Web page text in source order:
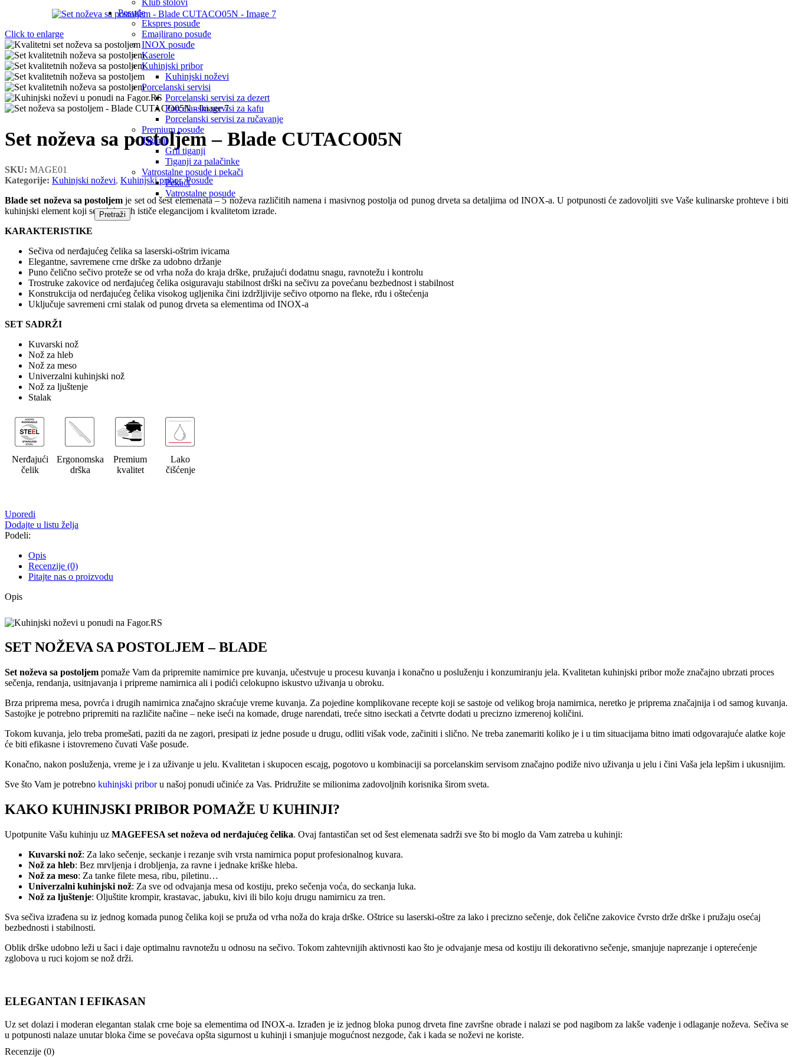
Posuđe
Ekspres posuđe
Emajlirano posuđe
INOX posuđe
Kaserole
Kuhinjski pribor
Kuhinjski noževi
Porcelanski servisi
Porcelanski servisi za dezert
Porcelanski servisi za kafu
Porcelanski servisi za ručavanje
Premium posuđe
Tiganji
Gril tiganji
Tiganji za palačinke
Vatrostalne posude i pekači
Pekači
Vatrostalne posude
Pretraži
Click to enlarge
Set noževa sa postoljem – Blade CUTACO05N
SKU: MAGE01
Kategorije: Kuhinjski noževi, Kuhinjski pribor, Posuđe
Blade set noževa sa postoljem je set od šest elemenata – 5 noževa različitih namena i masivnog postolja od punog drveta sa detaljima od INOX-a. U potpunosti će zadovoljiti sve Vaše kulinarske prohteve i biti
kuhinjski element koji se od drugih ističe elegancijom i kvalitetom izrade.
KARAKTERISTIKE
Sečiva od nerđajućeg čelika sa laserski-oštrim ivicama
Elegantne, savremene crne drške za udobno držanje
Puno čelično sečivo proteže se od vrha noža do kraja drške, pružajući dodatnu snagu, ravnotežu i kontrolu
Trostruke zakovice od nerđajućeg čelika osiguravaju stabilnost drški na sečivu za povećanu bezbednost i stabilnost
Konstrukcija od nerđajućeg čelika visokog ugljenika čini izdržljivije sečivo otporno na fleke, rđu i oštećenja
Uključuje savremeni crni stalak od punog drveta sa elementima od INOX-a
SET SADRŽI
Kuvarski nož
Nož za hleb
Nož za meso
Univerzalni kuhinjski nož
Nož za ljuštenje
Stalak
Nerđajući
čelik
Ergonomska
drška
Premium
kvalitet
Lako
čišćenje
Uporedi
Dodajte u listu želja
Podeli:
Opis
Recenzije (0)
Pitajte nas o proizvodu
Opis
SET NOŽEVA SA POSTOLJEM – BLADE
Set noževa sa postoljem pomaže Vam da pripremite namirnice pre kuvanja, učestvuje u procesu kuvanja i konačno u posluženju i konzumiranju jela. Kvalitetan kuhinjski pribor može značajno ubrzati proces
sečenja, rendanja, usitnjavanja i pripreme namirnica ali i podići celokupno iskustvo uživanja u obroku.
Brza priprema mesa, povrća i drugih namirnica značajno skraćuje vreme kuvanja. Za pojedine komplikovane recepte koji se sastoje od velikog broja namirnica, neretko je priprema značajnija i od samog kuvanja.
Sastojke je potrebno pripremiti na različite načine – neke iseći na komade, druge narendati, treće sitno iseckati a četvrte dodati u precizno izmerenoj količini.
Tokom kuvanja, jelo treba promešati, paziti da ne zagori, presipati iz jedne posude u drugu, odliti višak vode, začiniti i slično. Ne treba zanemariti koliko je i u tim situacijama bitno imati odgovarajuće alatke koje
će biti efikasne i istovremeno čuvati Vaše posuđe.
Konačno, nakon posluženja, vreme je i za uživanje u jelu. Kvalitetan i skupocen escajg, pogotovo u kombinaciji sa porcelanskim servisom značajno podiže nivo uživanja u jelu i čini Vaša jela lepšim i ukusnijim.
Sve što Vam je potrebno kuhinjski priboru našoj ponudi učiniće za Vas. Pridružite se milionima zadovoljnih korisnika širom sveta.
KAKO KUHINJSKI PRIBOR POMAŽE U KUHINJI?
Upotpunite Vašu kuhinju uz MAGEFESA set noževa od nerđajućeg čelika. Ovaj fantastičan set od šest elemenata sadrži sve što bi moglo da Vam zatreba u kuhinji:
Kuvarski nož: Za lako sečenje, seckanje i rezanje svih vrsta namirnica poput profesionalnog kuvara.
Nož za hleb: Bez mrvljenja i drobljenja, za ravne i jednake kriške hleba.
Nož za meso: Za tanke filete mesa, ribu, piletinu…
Univerzalni kuhinjski nož: Za sve od odvajanja mesa od kostiju, preko sečenja voća, do seckanja luka.
Nož za ljuštenje: Oljuštite krompir, krastavac, jabuku, kivi ili bilo koju drugu namirnicu za tren.
Sva sečiva izrađena su iz jednog komada punog čelika koji se pruža od vrha noža do kraja drške. Oštrice su laserski-oštre za lako i precizno sečenje, dok čelične zakovice čvrsto drže drške i pružaju osećaj
bezbednosti i stabilnosti.
Oblik drške udobno leži u šaci i daje optimalnu ravnotežu u odnosu na sečivo. Tokom zahtevnijih aktivnosti kao što je odvajanje mesa od kostiju ili dekorativno sečenje, smanjuje naprezanje i opterećenje
zglobova u ruci kojom se nož drži.
ELEGANTAN I EFIKASAN
Uz set dolazi i moderan elegantan stalak crne boje sa elementima od INOX-a. Izrađen je iz jednog bloka punog drveta fine završne obrade i nalazi se pod nagibom za lakše vađenje i odlaganje noževa. Sečiva se
u potpunosti nalaze unutar bloka čime se povećava opšta sigurnost u kuhinji i smanjuje mogućnost nezgode, čak i kada se noževi ne koriste.
Recenzije (0)